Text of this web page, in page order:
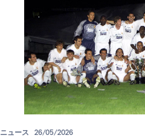
ニュース 26/05/2026